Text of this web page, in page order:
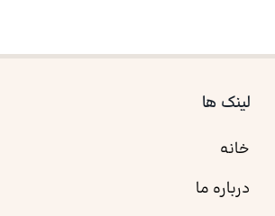
لینک ها
خانه
درباره ما